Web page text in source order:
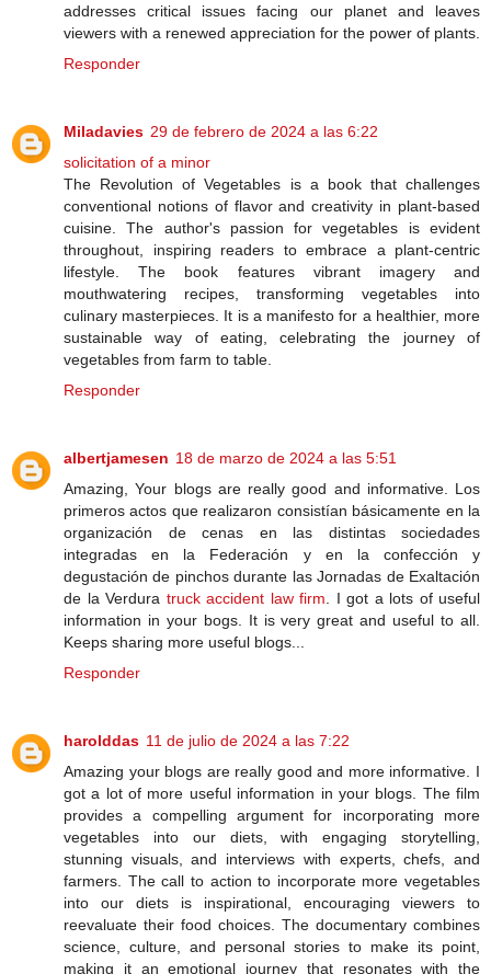
addresses critical issues facing our planet and leaves
viewers with a renewed appreciation for the power of plants.
Responder
Miladavies 29 de febrero de 2024 a las 6:22
solicitation of a minor
The Revolution of Vegetables is a book that challenges
conventional notions of flavor and creativity in plant-based
cuisine. The author's passion for vegetables is evident
throughout, inspiring readers to embrace a plant-centric
lifestyle. The book features vibrant imagery and
mouthwatering recipes, transforming vegetables into
culinary masterpieces. It is a manifesto for a healthier, more
sustainable way of eating, celebrating the journey of
vegetables from farm to table.
Responder
albertjamesen 18 de marzo de 2024 a las 5:51
Amazing, Your blogs are really good and informative. Los
primeros actos que realizaron consistían básicamente en la
organización de cenas en las distintas sociedades
integradas en la Federación y en la confección y
degustación de pinchos durante las Jornadas de Exaltación
de la Verdura truck accident law firm . I got a lots of useful
information in your bogs. It is very great and useful to all.
Keeps sharing more useful blogs...
Responder
harolddas 11 de julio de 2024 a las 7:22
Amazing your blogs are really good and more informative. I
got a lot of more useful information in your blogs. The film
provides a compelling argument for incorporating more
vegetables into our diets, with engaging storytelling,
stunning visuals, and interviews with experts, chefs, and
farmers. The call to action to incorporate more vegetables
into our diets is inspirational, encouraging viewers to
reevaluate their food choices. The documentary combines
science, culture, and personal stories to make its point,
making it an emotional journey that resonates with the